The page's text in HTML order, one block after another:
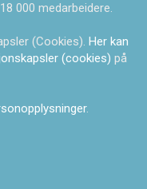
000 medarbeidere.
(Cookies). Her kan
(cookies) på
.